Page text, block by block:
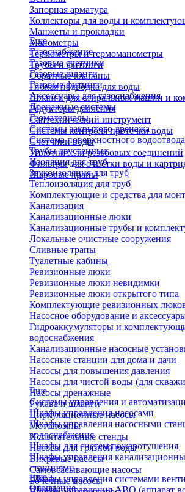
Запорная арматура
Коллекторы для воды и
Манжеты и прокладки
Манометры
Термометры и термоманометры
Трубы и фитинги
Обратные клапаны
Гибкая подводка для воды
Шланги для стиральных машин и
Редукторы давления
Сантехнический инструмент
Системы контроля протечки воды
Счетчики воды
Уплотнители резьбовых соединений
Фильтры для очистки воды и
Шаровые краны
Еще
Газоснабжение
Газовые счетчики
Газовые шланги
Газовые фитинги
Аксессуары для газоснабжения
Дренажные системы
Геоматериалы
Системы закрытого дренажа
Система поверхностного водоотвода
Трубы двустенные
Изоляция для труб
Звукоизоляция для труб
Теплоизоляция для труб
Комплектующие и средства для
Канализация
Канализационные люки
Канализационные трубы и
Локальные очистные сооружения
Сливные трапы
Туалетные кабины
Ревизионные люки
Ревизионные люки невидимки
Ревизионные люки открытого типа
Комплектующие ревизионных
Насосное оборудование и
Гидроаккумуляторы и
водоснабжения
Канализационные насосные
Насосные станции для дома и дачи
Насосы для повышения давления
Насосы для чистой воды (для
Насосы дренажные
Рукава и шланги
Циркуляционные насосы
Мотопомпы
Испытательные стенды
Насосы для грязной воды
Вихревые насосы
Самовсасывающие насосы
Бочечные насосы
Еще
Системы управления и
Шкафы управления насосами
Шкафы управления насосными
водоснабжения
Шкафы для систем пожаротушения
Шкафы управления
станциями
Шкафы управления системами
Шкафы управления АВО (аппарат
Еще
Отопление